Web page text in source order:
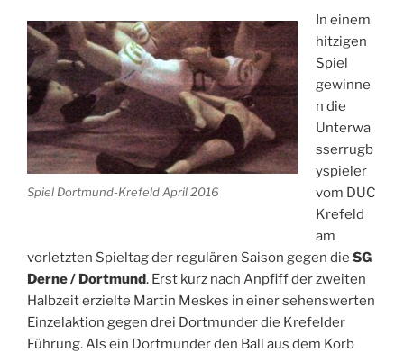
Spiel Dortmund-Krefeld April 2016
In einem
hitzigen
Spiel
gewinne
n die
Unterwa
sserrugb
yspieler
vom DUC
Krefeld
am
vorletzten Spieltag der regulären Saison gegen die SG
Derne / Dortmund. Erst kurz nach Anpfiff der zweiten
Halbzeit erzielte Martin Meskes in einer sehenswerten
Einzelaktion gegen drei Dortmunder die Krefelder
Führung. Als ein Dortmunder den Ball aus dem Korb